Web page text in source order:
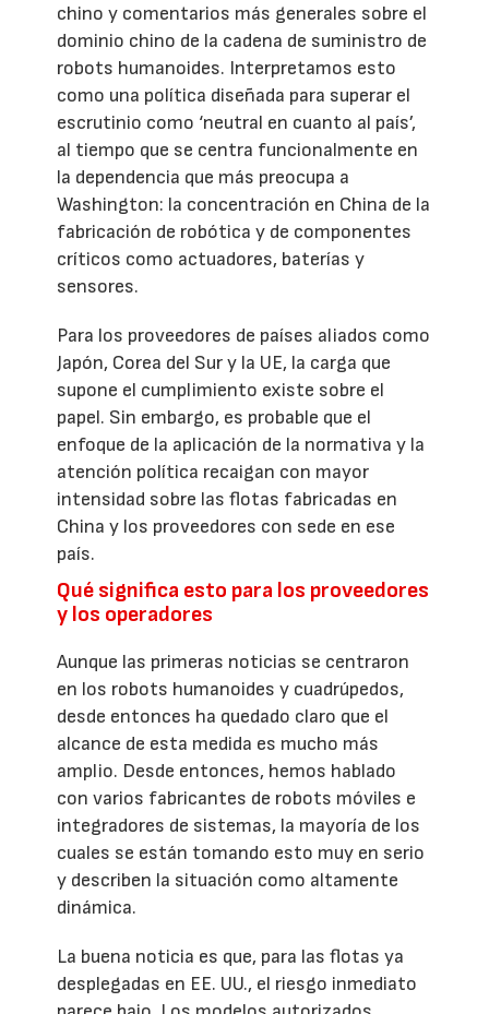
chino y comentarios más generales sobre el
dominio chino de la cadena de suministro de
robots humanoides. Interpretamos esto
como una política diseñada para superar el
escrutinio como ‘neutral en cuanto al país’,
al tiempo que se centra funcionalmente en
la dependencia que más preocupa a
Washington: la concentración en China de la
fabricación de robótica y de componentes
críticos como actuadores, baterías y
sensores.
Para los proveedores de países aliados como
Japón, Corea del Sur y la UE, la carga que
supone el cumplimiento existe sobre el
papel. Sin embargo, es probable que el
enfoque de la aplicación de la normativa y la
atención política recaigan con mayor
intensidad sobre las flotas fabricadas en
China y los proveedores con sede en ese
país.
Qué significa esto para los proveedores
y los operadores
Aunque las primeras noticias se centraron
en los robots humanoides y cuadrúpedos,
desde entonces ha quedado claro que el
alcance de esta medida es mucho más
amplio. Desde entonces, hemos hablado
con varios fabricantes de robots móviles e
integradores de sistemas, la mayoría de los
cuales se están tomando esto muy en serio
y describen la situación como altamente
dinámica.
La buena noticia es que, para las flotas ya
desplegadas en EE. UU., el riesgo inmediato